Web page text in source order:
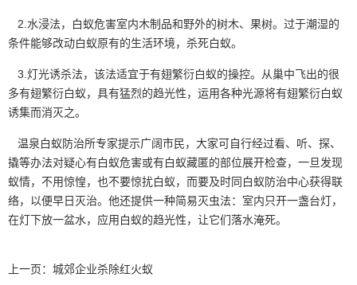
2.水浸法，白蚁危害室内木制品和野外的树木、果树。过于潮湿的
条件能够改动白蚁原有的生活环境， 杀死白蚁。
3.灯光诱杀法，该法适宜于有翅繁衍白蚁的操控。从巢中飞出的很
多有翅繁衍白蚁，具有猛烈的趋光性，运用各种光源将有翅繁衍白蚁
诱集而消灭之。
温泉白蚁防治所专家提示广阔市民，大家可自行经过看、听、探、
撬等办法对疑心有白蚁危害或有白蚁藏匿的部位展开检查，一旦发现
蚁情，不用惊惶，也不要惊扰白蚁，而要及时同 白蚁防治中心获得联
络，以便早日灭治。他还提供一种简易灭虫法：室内只开一盏台灯，
在灯下放一盆水，应用白蚁的趋光性，让它们落水淹死。
上一页： 城郊企业杀除红火蚁